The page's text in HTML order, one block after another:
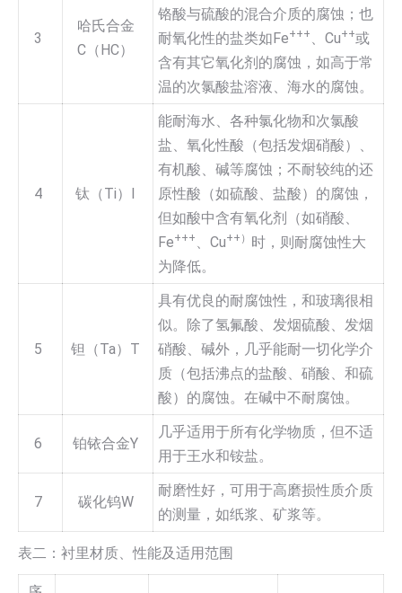
3
哈氏合金
C（HC）
铬酸与硫酸的混合介质的腐蚀；也
耐氧化性的盐类如Fe+++ 、Cu++或
含有其它氧化剂的腐蚀，如高于常
温的次氯酸盐溶液、海水的腐蚀。
4 钛（Ti）I
能耐海水、各种氯化物和次氯酸
盐、氧化性酸（包括发烟硝酸）、
有机酸、碱等腐蚀；不耐较纯的还
原性酸（如硫酸、盐酸）的腐蚀，
但如酸中含有氧化剂（如硝酸、
Fe+++ 、Cu++） 时，则耐腐蚀性大
为降低。
5 钽（Ta）T
具有优良的耐腐蚀性，和玻璃很相
似。除了氢氟酸、发烟硫酸、发烟
硝酸、碱外，几乎能耐一切化学介
质（包括沸点的盐酸、硝酸、和硫
酸）的腐蚀。在碱中不耐腐蚀。
6 铂铱合金Y
几乎适用于所有化学物质，但不适
用于王水和铵盐。
7 碳化钨W
耐磨性好，可用于高磨损性质介质
的测量，如纸浆、矿浆等。
表二：衬里材质、性能及适用范围